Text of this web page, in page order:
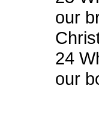
our
24
our